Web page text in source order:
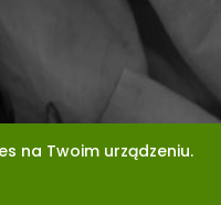
na Twoim urządzeniu.